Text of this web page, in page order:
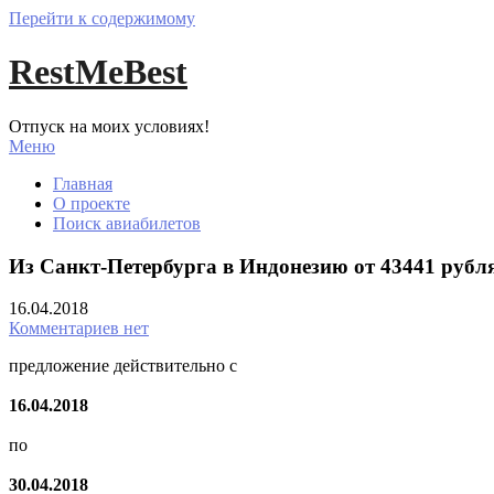
Перейти к содержимому
RestMeBest
Отпуск на моих условиях!
Меню
Главная
О проекте
Поиск авиабилетов
Из Санкт-Петербурга в Индонезию от 43441
16.04.2018
Комментариев нет
предложение действительно с
16.04.2018
по
30.04.2018